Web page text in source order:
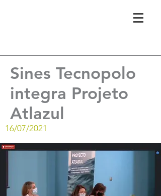
Sines Tecnopolo
integra Projeto
Atlazul
16/07/2021